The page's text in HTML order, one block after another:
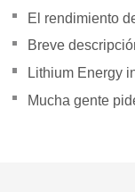
batería de litio
El rendimiento
superando
Breve
energía Tesla
Lithium Energy
establecer
Mucha gente